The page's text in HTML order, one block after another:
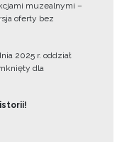
muzealnymi –
oferty bez
2025 r. oddział
dla